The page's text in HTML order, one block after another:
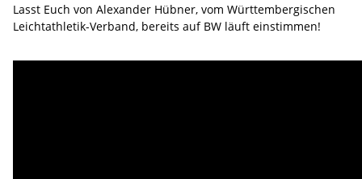
Lasst Euch von Alexander Hübner, vom Württembergischen
Leichtathletik-Verband, bereits auf BW läuft einstimmen!